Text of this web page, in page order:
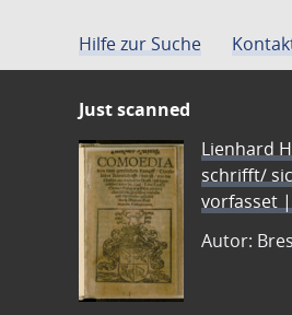
Hilfe zur Suche
Just scanned
Lienhard
schrifft/
vorfasset
Autor: